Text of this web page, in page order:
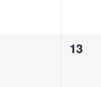
0
13